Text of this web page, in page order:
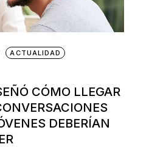
ACTUALIDAD
CÓMO LLEGAR
DEBERÍAN